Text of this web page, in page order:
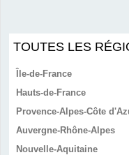
TOUTES LES
Île-de-France
Hauts-de-France
Provence-Alpes-Côte
Auvergne-Rhône-Alpes
Nouvelle-Aquitaine